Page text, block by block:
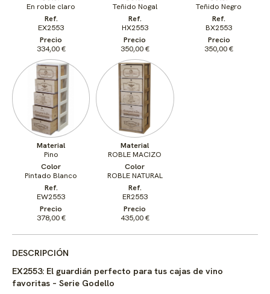
En roble claro
Ref.
EX2553
Precio
334,00 €
Teñido Nogal
Ref.
HX2553
Precio
350,00 €
Teñido Negro
Ref.
BX2553
Precio
350,00 €
Material
Pino
Color
Pintado Blanco
Ref.
EW2553
Precio
378,00 €
Material
ROBLE MACIZO
Color
ROBLE NATURAL
Ref.
ER2553
Precio
435,00 €
DESCRIPCIÓN
EX2553: El guardián perfecto para tus cajas de vino
favoritas – Serie Godello